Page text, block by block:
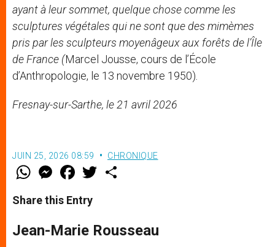
ayant à leur sommet, quelque chose comme les
sculptures végétales qui ne sontquedes mimèmes
pris par les sculpteurs moyenâgeux aux forêts de l’Île
de France (Marcel Jousse, cours de l’École
d’Anthropologie, le 13 novembre 1950)
Fresnay-sur-Sarthe, le 21 avril 2026
JUIN 25, 2026 08:59 CHRONIQUE
W
t
s
p
p
M
e
s
e
g
e
F
a
e
b
o
k
w
r
Share this Entry
Jean-Marie Rousseau